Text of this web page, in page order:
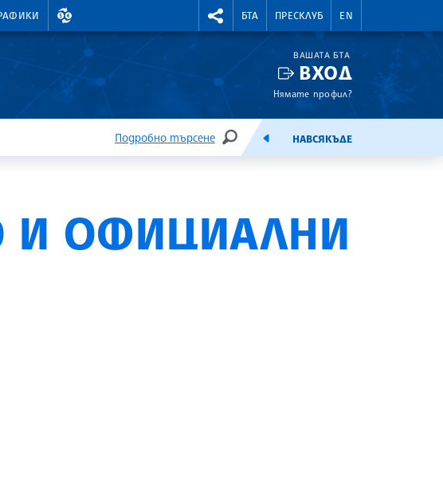
ВАЛУТНИ КУРСОВЕ RIGHTMENU.SOCIAL
БТА ПРЕСКЛУБ EN
ВАШАТА БТА
ВХОД
Нямате профил?
Подробно търсене
ТЪРСЕНЕЕМИСИЯНАВСЯКЪДЕ
И ОФИЦИАЛНИ